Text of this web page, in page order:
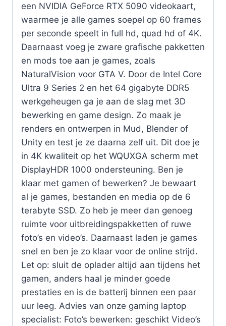
een NVIDIA GeForce RTX 5090 videokaart,
waarmee je alle games soepel op 60 frames
per seconde speelt in full hd, quad hd of 4K.
Daarnaast voeg je zware grafische pakketten
en mods toe aan je games, zoals
NaturalVision voor GTA V. Door de Intel Core
Ultra 9 Series 2 en het 64 gigabyte DDR5
werkgeheugen ga je aan de slag met 3D
bewerking en game design. Zo maak je
renders en ontwerpen in Mud, Blender of
Unity en test je ze daarna zelf uit. Dit doe je
in 4K kwaliteit op het WQUXGA scherm met
DisplayHDR 1000 ondersteuning. Ben je
klaar met gamen of bewerken? Je bewaart
al je games, bestanden en media op de 6
terabyte SSD. Zo heb je meer dan genoeg
ruimte voor uitbreidingspakketten of ruwe
foto’s en video’s. Daarnaast laden je games
snel en ben je zo klaar voor de online strijd.
Let op: sluit de oplader altijd aan tijdens het
gamen, anders haal je minder goede
prestaties en is de batterij binnen een paar
uur leeg. Advies van onze gaming laptop
specialist: Foto’s bewerken: geschikt Video’s